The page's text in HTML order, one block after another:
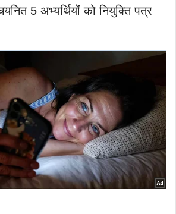
5 अभ्यर्थियों को नियुक्ति पत्र